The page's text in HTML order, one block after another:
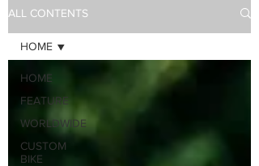
ALL CONTENTS
HOME
FEATURE
WORLDWIDE
CUSTOM
BIKE
HOME